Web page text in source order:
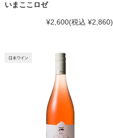
いまここロゼ
¥2,600(税込 ¥2,860)